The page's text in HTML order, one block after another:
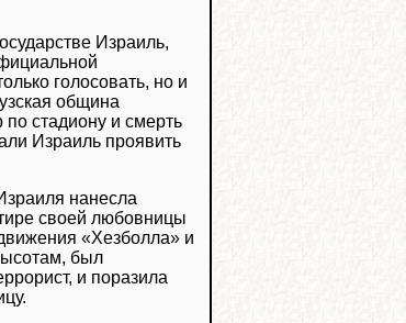
Израиль,
голосовать, но и
община
по стадиону и смерть
Израиль проявить
нанесла
своей любовницы
«Хезболла» и
был
и поразила